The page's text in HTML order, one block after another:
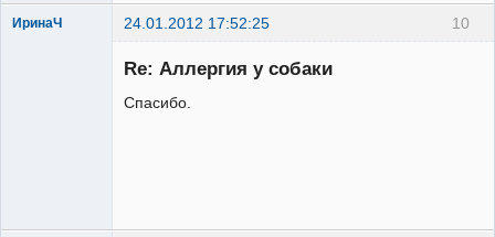
10
ИринаЧ 24.01.2012 17:52:25
Зарегистрированный
Re: Аллергия у собаки
Спасибо.